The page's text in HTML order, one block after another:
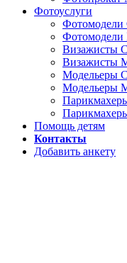
Фотоуслуги
Фотомодели
Визажисты
Визажисты
Модельеры
Модельеры
Помощь детям
Контакты
Добавить анкету